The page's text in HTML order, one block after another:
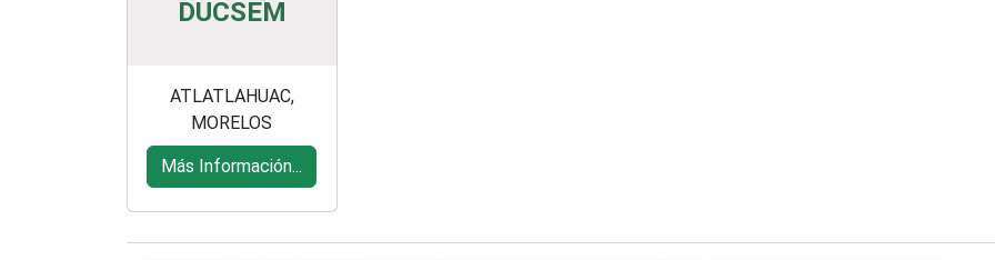
DUCSEM
ATLATLAHUAC,
MORELOS
Más Información...